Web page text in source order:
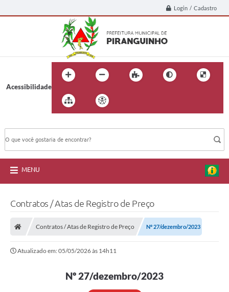
Login / Cadastro
Acessibilidade
MENU
Contratos / Atas de Registro de Preço
Contratos / Atas de Registro de Preço Nº 27/dezembro/2023
Atualizado em: 05/05/2026 às 14h11
Nº 27/dezembro/2023